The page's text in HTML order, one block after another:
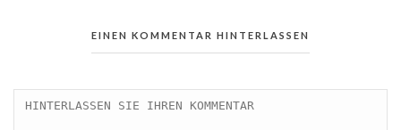
EINEN KOMMENTAR HINTERLASSEN